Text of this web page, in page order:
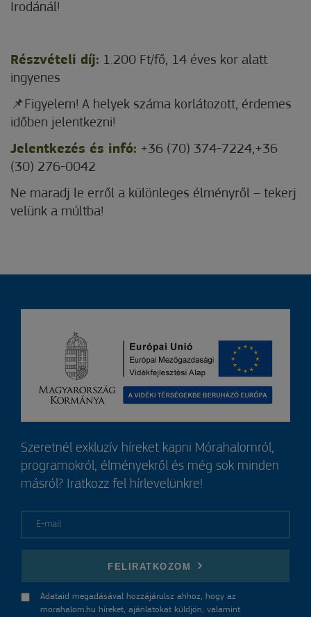
Irodánál!
Részvételi díj: 1.200 Ft/fő, 14 éves kor alatt
ingyenes
📌Figyelem! A helyek száma korlátozott, érdemes
időben jelentkezni!
Jelentkezés és infó: +36 (70) 374-7224,+36
(30) 276-0042
Ne maradj le erről a különleges élményről – tekerj
velünk a múltba!
Szeretnél exkluzív híreket kapni Mórahalomról,
programokról, élményekről és még sok minden
másról? Iratkozz fel hírlevelünkre!
FELIRATKOZOM
Adataid megadásával hozzájárulsz ahhoz, hogy az
morahalom.hu híreket, ajánlatokat küldjön, valamint